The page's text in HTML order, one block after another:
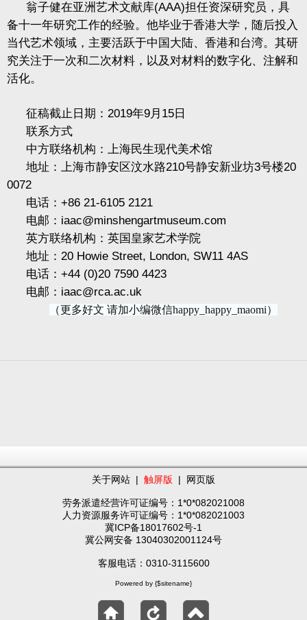
翁子健在亚洲艺术文献库(AAA)担任资深研究员，具
备十一年研究工作的经验。他毕业于香港大学，随后投入
当代艺术领域，主要活跃于中国大陆、香港和台湾。其研
究关注于一次和二次材料，以及对材料的数字化、注解和
活化。
征稿截止日期： 2019年9月 15 日
联系方式
中方联络机构：上海民生现代美术馆
地址：上海市静安区汶水路210号静安新业坊3号楼20
0072
电话： +86 21-6105 2121
电邮： iaac@minshengartmuseum.com
英方联络机构：英国皇家艺术学院
地址： 20 Howie Street, London, SW11 4AS
电话： +44 (0)20 7590 4423
电邮： iaac@rca.ac.uk
（更多好文 请加小编微信happy_happy_maomi）
关于网站 | 触屏版 | 网页版
劳务派遣经营许可证编号：1*0*082021008
人力资源服务许可证编号：1*0*082021003
冀ICP备18017602号-1
冀公网安备 13040302001124号
客服电话：0310-3115600
Powered by {$sitename}